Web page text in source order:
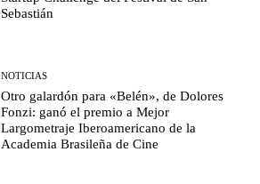
Sebastián
NOTICIAS
Otro galardón para «Belén», de Dolores
Fonzi: ganó el premio a Mejor
Largometraje Iberoamericano de la
Academia Brasileña de Cine